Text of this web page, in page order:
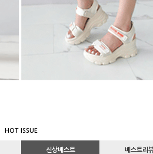
HOT ISSUE
신상베스트 베스트리